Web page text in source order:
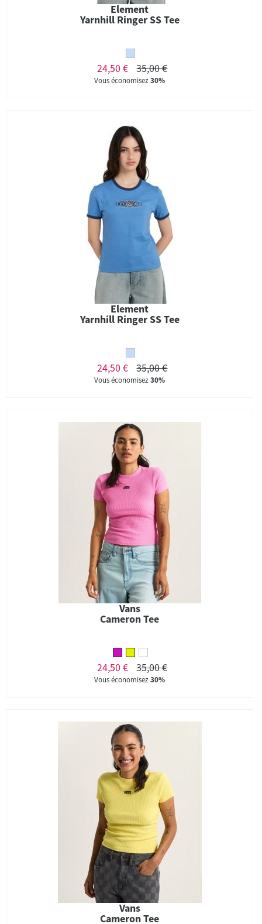
Element
Yarnhill Ringer SS Tee
24,50 € 35,00 €
Vous économisez30%
Element
Yarnhill Ringer SS Tee
24,50 € 35,00 €
Vous économisez30%
Vans
Cameron Tee
24,50 € 35,00 €
Vous économisez30%
Vans
Cameron Tee